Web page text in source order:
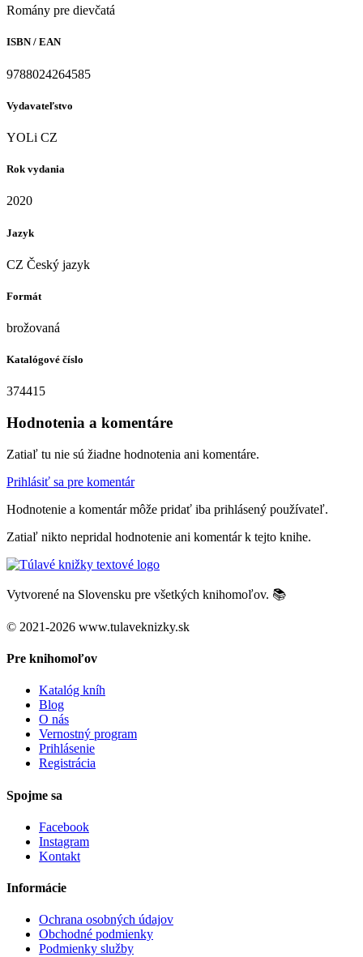
Romány pre dievčatá
ISBN / EAN
9788024264585
Vydavateľstvo
YOLi CZ
Rok vydania
2020
Jazyk
CZ Český jazyk
Formát
brožovaná
Katalógové číslo
374415
Hodnotenia a komentáre
Zatiaľ tu nie sú žiadne hodnotenia ani komentáre.
Prihlásiť sa pre komentár
Hodnotenie a komentár môže pridať iba prihlásený používateľ.
Zatiaľ nikto nepridal hodnotenie ani komentár k tejto knihe.
Vytvorené na Slovensku pre všetkých knihomoľov. 📚
© 2021-2026 www.tulaveknizky.sk
Pre knihomoľov
Katalóg kníh
Blog
O nás
Vernostný program
Prihlásenie
Registrácia
Spojme sa
Facebook
Instagram
Kontakt
Informácie
Ochrana osobných údajov
Obchodné podmienky
Podmienky služby